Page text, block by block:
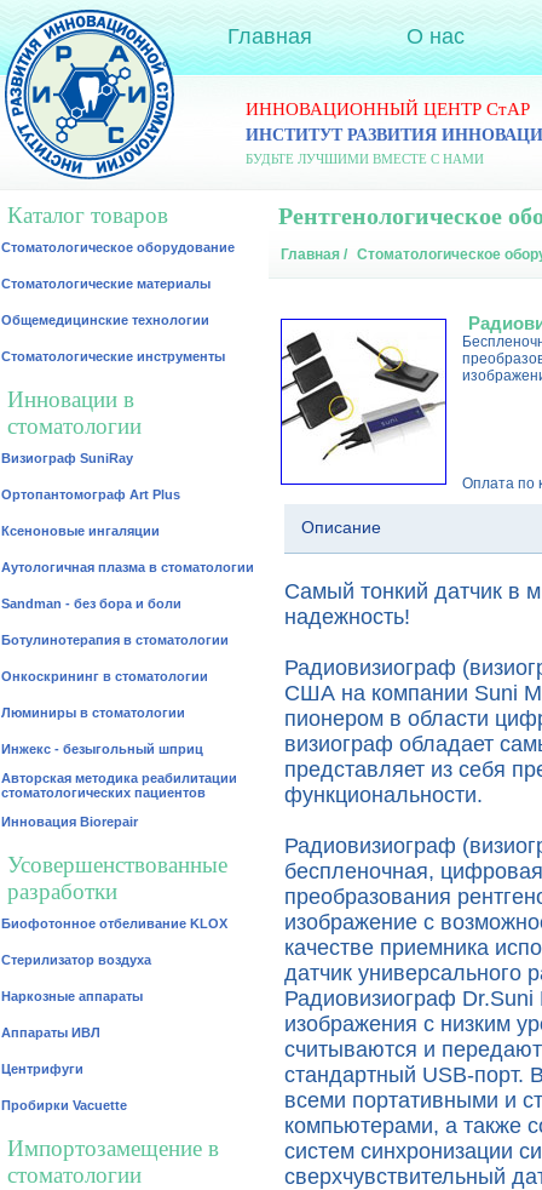
Главная О нас
ИННОВАЦИОННЫЙ ЦЕНТР СтАР
ИНСТИТУТ РАЗВИТИЯ
БУДЬТЕ ЛУЧШИМИ ВМЕСТЕ С НАМИ
Каталог товаров
Стоматологическое оборудование
Стоматологические материалы
Общемедицинские технологии
Стоматологические инструменты
Инновации в
стоматологии
Визиограф SuniRay
Ортопантомограф Art Plus
Ксеноновые ингаляции
Аутологичная плазма в стоматологии
Sandman - без бора и боли
Ботулинотерапия в стоматологии
Онкоскрининг в стоматологии
Люминиры в стоматологии
Инжекс - безыгольный шприц
Авторская методика реабилитации
стоматологических пациентов
Инновация Biorepair
Усовершенствованные
разработки
Биофотонное отбеливание KLOX
Стерилизатор воздуха
Наркозные аппараты
Аппараты ИВЛ
Центрифуги
Пробирки Vacuette
Импортозамещение в
стоматологии
Рентгенологическое
Главная / Стоматологическое
Оплата по
Описание
Самый тонкий датчик в
надежность!
Радиовизиограф
США на компании Suni
пионером в области
визиограф обладает
представляет из себя
функциональности.
Радиовизиограф
беспленочная,
преобразования
изображение с
качестве приемника
датчик
Радиовизиограф
изображения с низким
считываются и
стандартный USB-порт.
всеми портативными и
компьютерами, а также
систем синхронизации
сверхчувствительный